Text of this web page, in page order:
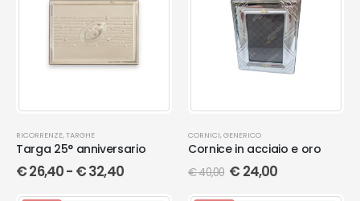
RICORRENZE, TARGHE
Targa 25° anniversario
€26,40- €32,40
CORNICI, GENERICO
Cornice in acciaio e oro
€40,00 € 24,00